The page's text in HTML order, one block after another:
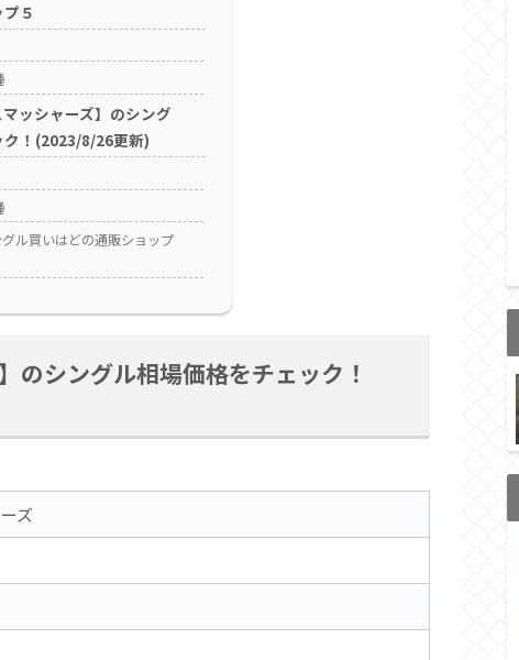
５
ッシャーズ】のシング
！(2023/8/26更新)
ル買いはどの通販ショップ
のシングル相場価格をチェック！
ズ